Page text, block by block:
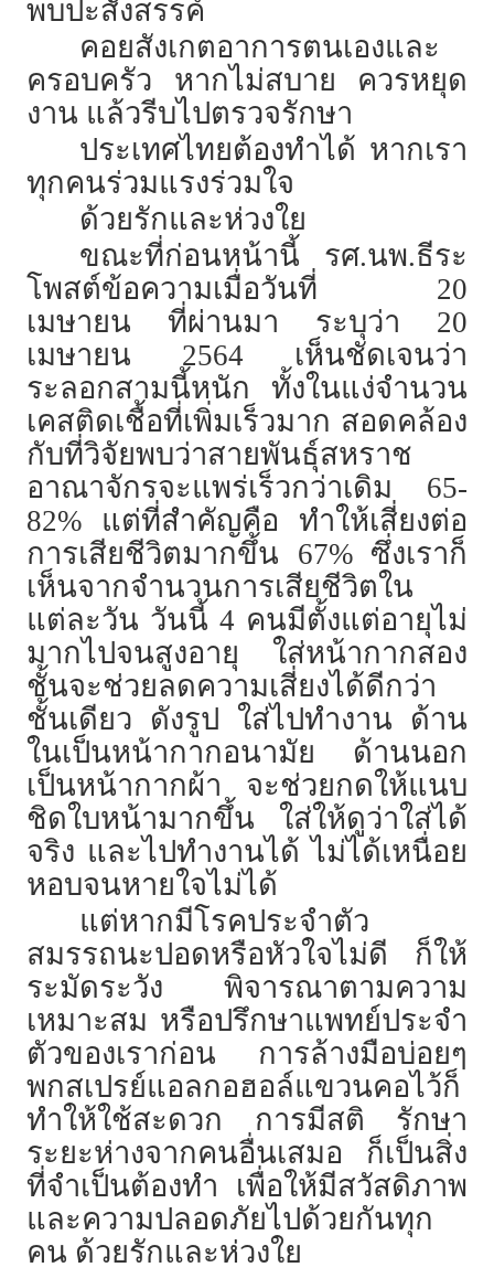
พบปะสังสรรค์
คอยสังเกตอาการตนเองและ
ครอบครัว หากไม่สบาย ควรหยุด
งาน แล้วรีบไปตรวจรักษา
ประเทศไทยต้องทำได้ หากเรา
ทุกคนร่วมแรงร่วมใจ
ด้วยรักและห่วงใย
ขณะที่ก่อนหน้านี้ รศ.นพ.ธีระ
โพสต์ข้อความเมื่อวันที่ 20
เมษายน ที่ผ่านมา ระบุว่า 20
เมษายน 2564 เห็นชัดเจนว่า
ระลอกสามนี้หนัก ทั้งในแง่จำนวน
เคสติดเชื้อที่เพิ่มเร็วมาก สอดคล้อง
กับที่วิจัยพบว่าสายพันธุ์สหราช
อาณาจักรจะแพร่เร็วกว่าเดิม 65-
82% แต่ที่สำคัญคือ ทำให้เสี่ยงต่อ
การเสียชีวิตมากขึ้น 67% ซึ่งเราก็
เห็นจากจำนวนการเสียชีวิตใน
แต่ละวัน วันนี้ 4 คนมีตั้งแต่อายุไม่
มากไปจนสูงอายุ ใส่หน้ากากสอง
ชั้นจะช่วยลดความเสี่ยงได้ดีกว่า
ชั้นเดียว ดังรูป ใส่ไปทำงาน ด้าน
ในเป็นหน้ากากอนามัย ด้านนอก
เป็นหน้ากากผ้า จะช่วยกดให้แนบ
ชิดใบหน้ามากขึ้น ใส่ให้ดูว่าใส่ได้
จริง และไปทำงานได้ ไม่ได้เหนื่อย
หอบจนหายใจไม่ได้
แต่หากมีโรคประจำตัว
สมรรถนะปอดหรือหัวใจไม่ดี ก็ให้
ระมัดระวัง พิจารณาตามความ
เหมาะสม หรือปรึกษาแพทย์ประจำ
ตัวของเราก่อน การล้างมือบ่อยๆ
พกสเปรย์แอลกอฮอล์แขวนคอไว้ก็
ทำให้ใช้สะดวก การมีสติ รักษา
ระยะห่างจากคนอื่นเสมอ ก็เป็นสิ่ง
ที่จำเป็นต้องทำ เพื่อให้มีสวัสดิภาพ
และความปลอดภัยไปด้วยกันทุก
คน ด้วยรักและห่วงใย